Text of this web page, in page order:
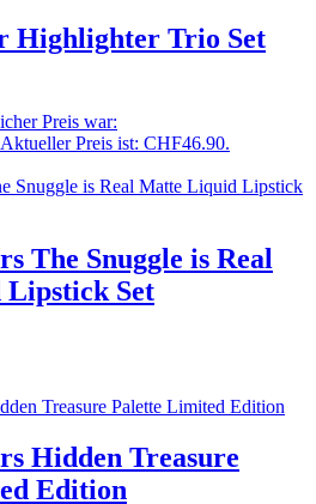
Highlighter Trio Set
Preis war:
Aktueller Preis ist: CHF46.90.
The Snuggle is Real
Set
Hidden Treasure
Edition